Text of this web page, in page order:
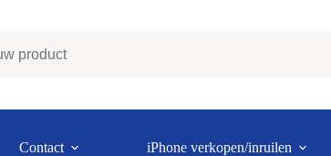
Contact iPhone verkopen/inruilen